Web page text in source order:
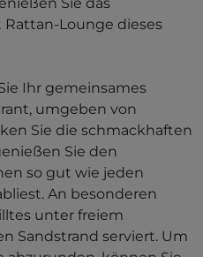
Lounge dieses
Ihr gemeinsames
umgeben von
Sie die schmackhaften
Sie den
so gut wie jeden
An besonderen
unter freiem
Sandstrand serviert. Um